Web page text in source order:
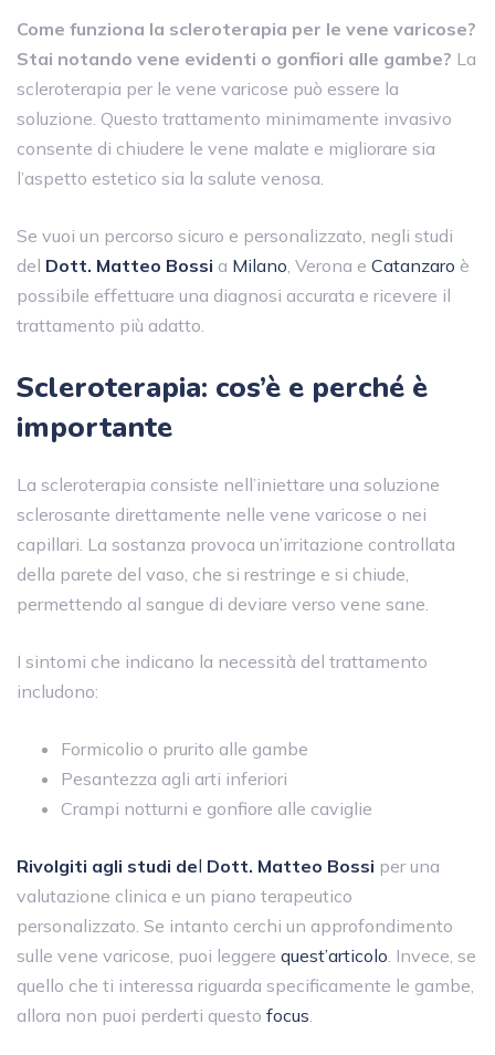
Come funziona la scleroterapia per le vene varicose?
Stai notando vene evidenti o gonfiori alle gambe? La
scleroterapia per le vene varicose può essere la
soluzione. Questo trattamento minimamente invasivo
consente di chiudere le vene malate e migliorare sia
l’aspetto estetico sia la salute venosa.
Se vuoi un percorso sicuro e personalizzato, negli studi
del Dott. Matteo Bossi a Milano, Verona e Catanzaro è
possibile effettuare una diagnosi accurata e ricevere il
trattamento più adatto.
Scleroterapia: cos’è e perché è
importante
La scleroterapia consiste nell’iniettare una soluzione
sclerosante direttamente nelle vene varicose o nei
capillari. La sostanza provoca un’irritazione controllata
della parete del vaso, che si restringe e si chiude,
permettendo al sangue di deviare verso vene sane.
I sintomi che indicano la necessità del trattamento
includono:
Formicolio o prurito alle gambe
Pesantezza agli arti inferiori
Crampi notturni e gonfiore alle caviglie
Rivolgiti agli studi del Dott. Matteo Bossi per una
valutazione clinica e un piano terapeutico
personalizzato. Se intanto cerchi un approfondimento
sulle vene varicose, puoi leggere quest’articolo. Invece, se
quello che ti interessa riguarda specificamente le gambe,
allora non puoi perderti questo focus.